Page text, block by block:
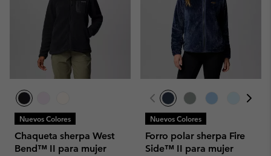
Nuevos Colores
Chaqueta sherpa West
Bend™ II para mujer
Nuevos Colores
Forro polar sherpa Fire
Side™ II para mujer